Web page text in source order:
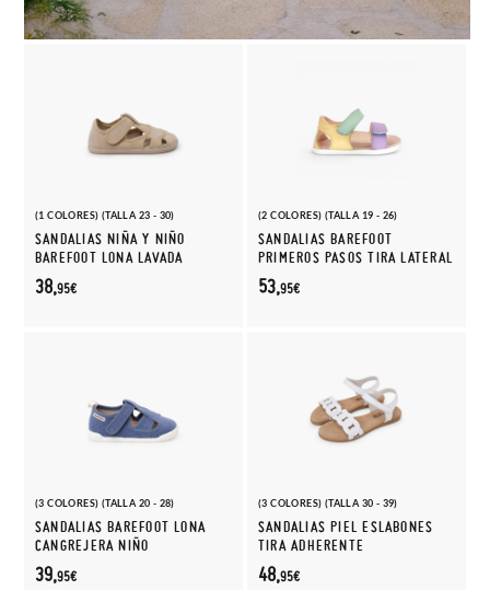
(1 COLORES) (TALLA 23 - 30)
SANDALIAS NIÑA Y NIÑO
BAREFOOT LONA LAVADA
38,95€
(2 COLORES) (TALLA 19 - 26)
SANDALIAS BAREFOOT
PRIMEROS PASOS TIRA LATERAL
53,95€
(3 COLORES) (TALLA 20 - 28)
SANDALIAS BAREFOOT LONA
CANGREJERA NIÑO
39,95€
(3 COLORES) (TALLA 30 - 39)
SANDALIAS PIEL ESLABONES
TIRA ADHERENTE
48,95€